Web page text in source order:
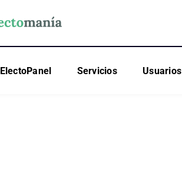
ElectoPanel Servicios Usuarios